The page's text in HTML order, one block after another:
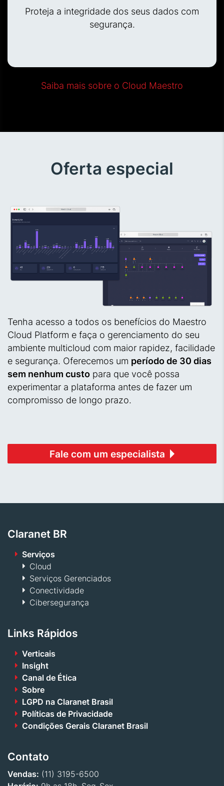
Proteja a integridade dos seus dados com
segurança.
Saiba mais sobre o Cloud Maestro
Oferta especial
Tenha acesso a todos os benefícios do Maestro
Cloud Platform e faça o gerenciamento do seu
ambiente multicloud com maior rapidez, facilidade
e segurança. Oferecemos um período de 30 dias
sem nenhum custo para que você possa
experimentar a plataforma antes de fazer um
compromisso de longo prazo.
Fale com um especialista
Claranet BR
Serviços
Cloud
Serviços Gerenciados
Conectividade
Cibersegurança
Links Rápidos
Verticais
Insight
Canal de Ética
Sobre
LGPD na Claranet Brasil
Políticas de Privacidade
Condições Gerais Claranet Brasil
Contato
Vendas: (11) 3195-6500